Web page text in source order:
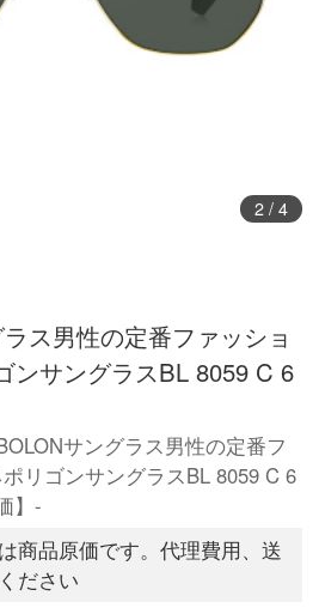
3/ 4
ス男性の定番ファッショ
ンサングラスBL 8059 C 6
サングラス男性の定番フ
リゴンサングラスBL 8059 C 6
】-
商品原価です。代理費用、送
ださい